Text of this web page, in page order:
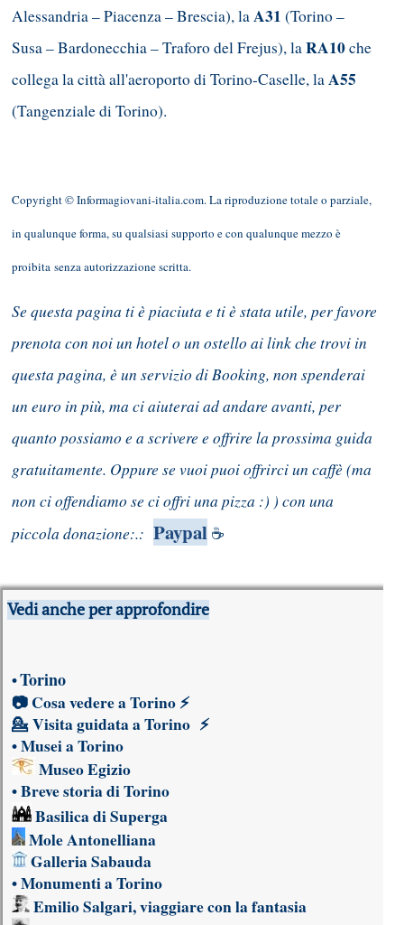
Alessandria – Piacenza – Brescia), laA31 (Torino –
Susa – Bardonecchia – Traforo del Frejus), laRA10che
collega la città all'aeroporto di Torino-Caselle, laA55
(Tangenziale di Torino).
Copyright © Informagiovani-italia.com. La riproduzione totale o parziale,
in qualunque forma, su qualsiasi supporto e con qualunque mezzo è
proibita senza autorizzazione scritta.
Se questa pagina ti è piaciuta e ti è stata utile, per favore
prenota con noi un hotel o un ostello ai link che trovi in
questa pagina, è un servizio di Booking, non spenderai
un euro in più, ma ci aiuterai ad andare avanti, per
quanto possiamo e a scrivere e offrire la prossima guida
gratuitamente. Oppure se vuoi puoi offrirci un caffè (ma
non ci offendiamo se ci offri una pizza :) ) con una
piccola donazione:.: Paypal ☕
Vedi anche per approfondire
•Torino
📷 Cosa vedere a Torino ⚡
💁 Visita guidata a Torino ⚡
•Musei a Torino
Museo Egizio
•Breve storia di Torino
Basilica di Superga
Mole Antonelliana
Galleria Sabauda
•Monumenti a Torino
Emilio Salgari, viaggiare con la fantasia